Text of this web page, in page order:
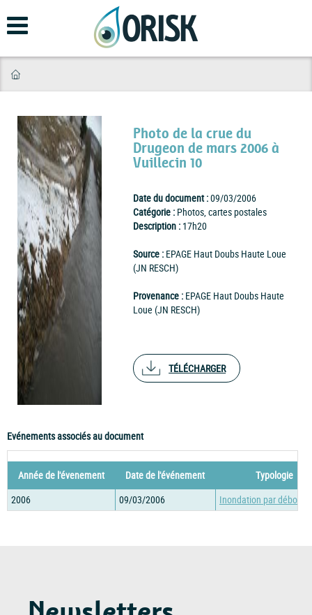
au
contenu
Photo de la crue du
Drugeon de mars 2006 à
Vuillecin 10
Date du document :09/03/2006
Catégorie : Photos, cartes postales
Description : 17h20
Source : EPAGE Haut Doubs Haute Loue
(JN RESCH)
Provenance : EPAGE Haut Doubs Haute
Loue (JN RESCH)
TÉLÉCHARGER
Evénements associés au document
Année de l'évenement Date de l'événement
Typologie
2006
09/03/2006 Inondation par